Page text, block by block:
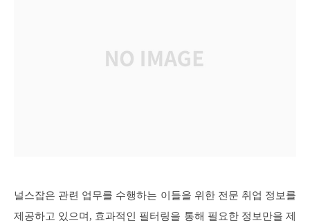
널스잡은 관련 업무를 수행하는 이들을 위한 전문 취업 정보를
제공하고 있으며, 효과적인 필터링을 통해 필요한 정보만을 제